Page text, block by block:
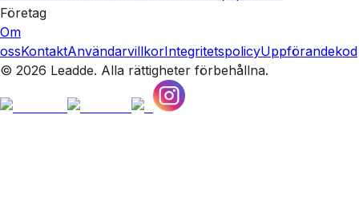
Företag
Om
ossKontaktAnvändarvillkorIntegritetspolicyUppförandekod
© 2026 Leadde. Alla rättigheter förbehållna.